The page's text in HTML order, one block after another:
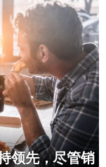
领先，尽管销